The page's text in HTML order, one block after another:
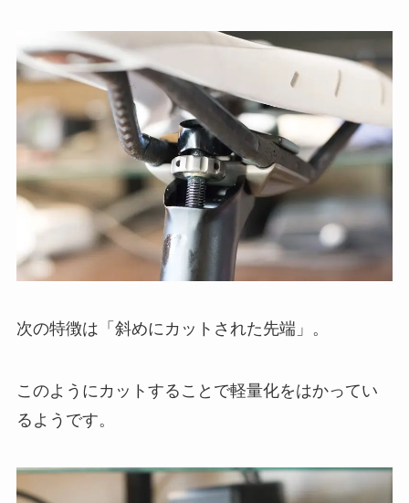
次の特徴は「斜めにカットされた先端」。
このようにカットすることで軽量化をはかってい
るようです。